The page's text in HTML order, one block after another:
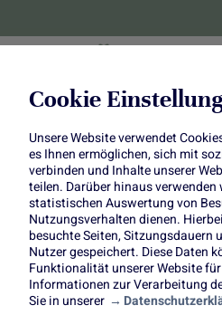
Cookie
Unsere Website verwendet
es Ihnen ermöglichen, sich mit
verbinden und Inhalte unserer
teilen. Darüber hinaus verwenden
statistischen Auswertung von
Nutzungsverhalten dienen.
besuchte Seiten, Sitzungsdauern
Nutzer gespeichert. Diese Daten
Funktionalität unserer Website
Informationen zur Verarbeitung
Sie in unserer
Rhabarber-